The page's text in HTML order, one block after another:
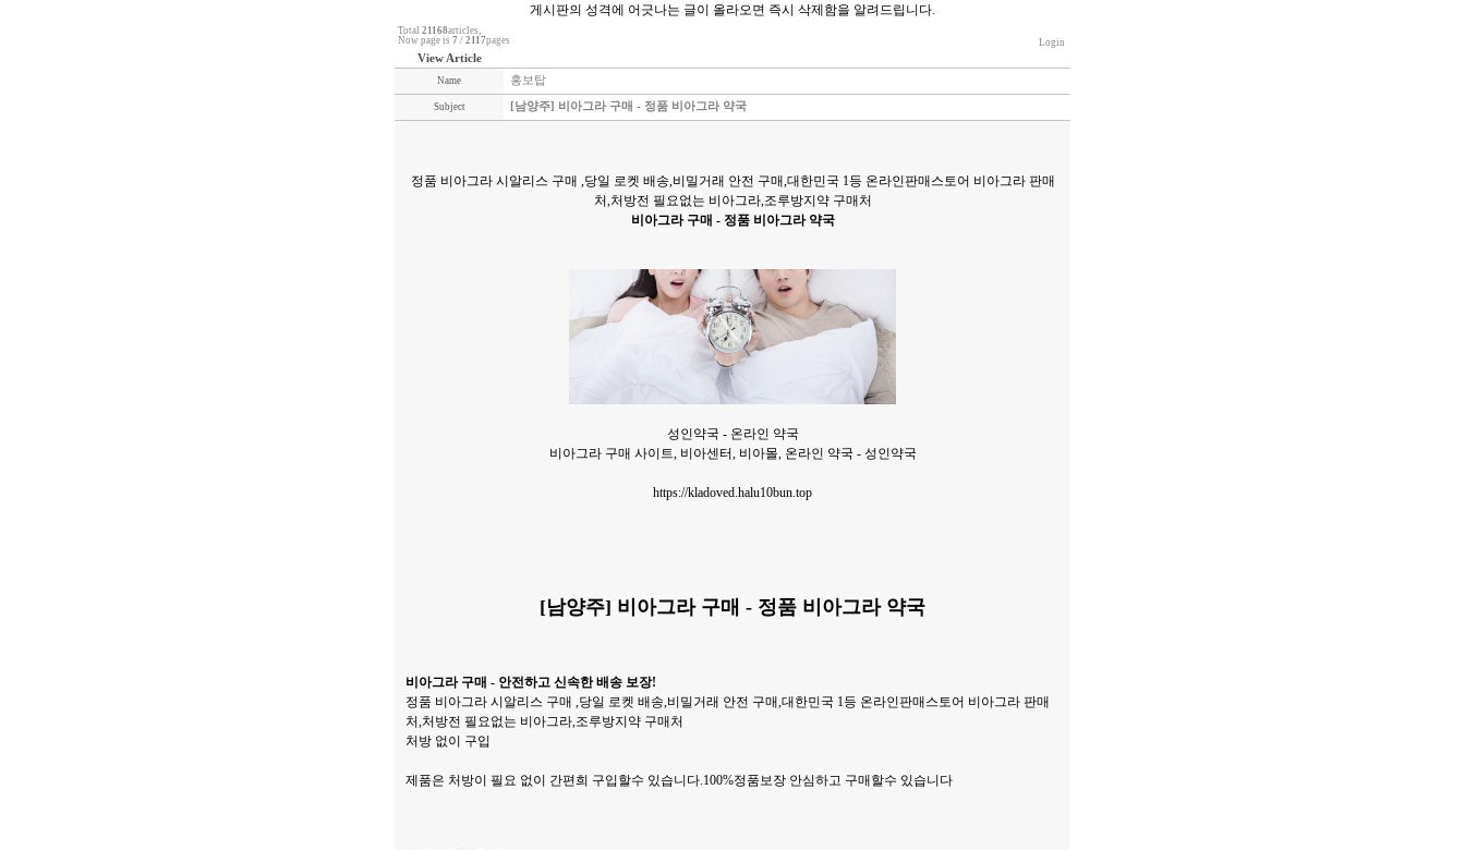
게시판의 성격에 어긋나는 글이 올라오면 즉시 삭제함을 알려드립니다.
Total 21168articles,
Now page is 7 / 2117pages Login
View Article
Name 홍보탑
Subject [남양주] 비아그라 구매 - 정품 비아그라 약국
정품 비아그라 시알리스 구매 ,당일 로켓 배송,비밀거래 안전 구매,대한민국 1등 온라인판매스토어 비아그라 판매
처,처방전 필요없는 비아그라,조루방지약 구매처
비아그라 구매 - 정품 비아그라 약국
성인약국 - 온라인 약국
비아그라 구매 사이트, 비아센터, 비아몰, 온라인 약국 - 성인약국
https://kladoved.halu10bun.top
[남양주] 비아그라 구매 - 정품 비아그라 약국
비아그라 구매 - 안전하고 신속한 배송 보장!
정품 비아그라 시알리스 구매 ,당일 로켓 배송,비밀거래 안전 구매,대한민국 1등 온라인판매스토어 비아그라 판매
처,처방전 필요없는 비아그라,조루방지약 구매처
처방 없이 구입
제품은 처방이 필요 없이 간편희 구입할수 있습니다.100%정품보장 안심하고 구매할수 있습니다